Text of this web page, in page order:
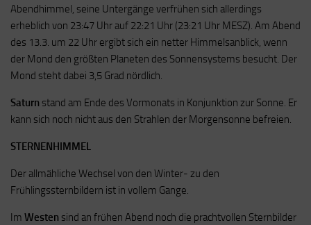
Abendhimmel, seine Untergänge verfrühen sich allerdings
erheblich von 23:47 Uhr auf 22:21 Uhr (23:21 Uhr MESZ). Am Abend
des 13.3. um 22 Uhr ergibt sich ein netter Himmelsanblick, wenn
der Mond den größten Planeten des Sonnensystems besucht. Der
Mond steht dabei 3,5 Grad nördlich.
Saturn stand am Ende des Vormonats in Konjunktion zur Sonne. Er
kann sich noch nicht aus den Strahlen der Morgensonne befreien.
STERNENHIMMEL
Der allmähliche Wechsel von den Winter- zu den
Frühlingssternbildern ist in vollem Gange.
Im Westen sind an frühen Abend noch die prachtvollen Sternbilder